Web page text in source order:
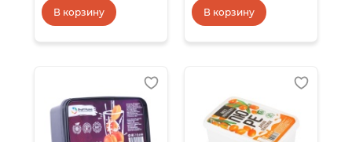
В корзину В корзину